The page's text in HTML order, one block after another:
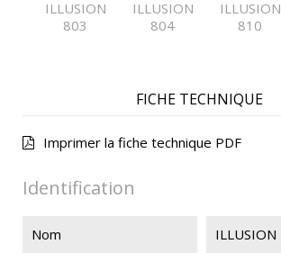
ILLUSION
803
ILLUSION
804
ILLUSION
810
FICHE TECHNIQUE
Imprimer la fiche technique PDF
Identification
Nom ILLUSION